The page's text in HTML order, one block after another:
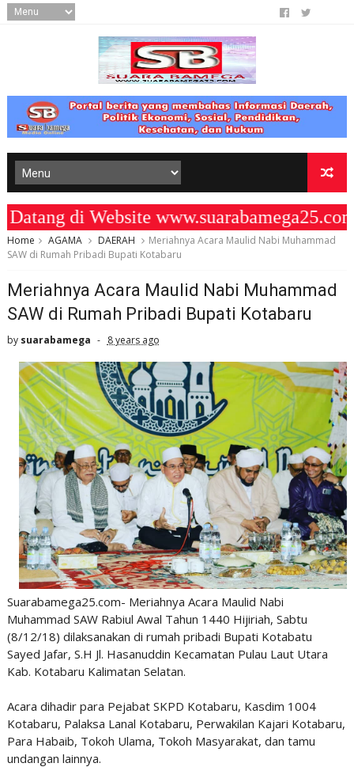
di Website www.suarabamega25.com "
Home AGAMA DAERAH
Meriahnya Acara Maulid Nabi Muhammad
SAW di Rumah Pribadi Bupati Kotabaru
Meriahnya Acara Maulid Nabi Muhammad
SAW di Rumah Pribadi Bupati Kotabaru
by suarabamega 8 years ago
Suarabamega25.com- Meriahnya Acara Maulid Nabi
Muhammad SAW Rabiul Awal Tahun 1440 Hijiriah, Sabtu
(8/12/18) dilaksanakan di rumah pribadi Bupati Kotabatu
Sayed Jafar, S.H Jl. Hasanuddin Kecamatan Pulau Laut Utara
Kab. Kotabaru Kalimatan Selatan.
Acara dihadir para Pejabat SKPD Kotabaru, Kasdim 1004
Kotabaru, Palaksa Lanal Kotabaru, Perwakilan Kajari Kotabaru,
Para Habaib, Tokoh Ulama, Tokoh Masyarakat, dan tamu
undangan lainnya.